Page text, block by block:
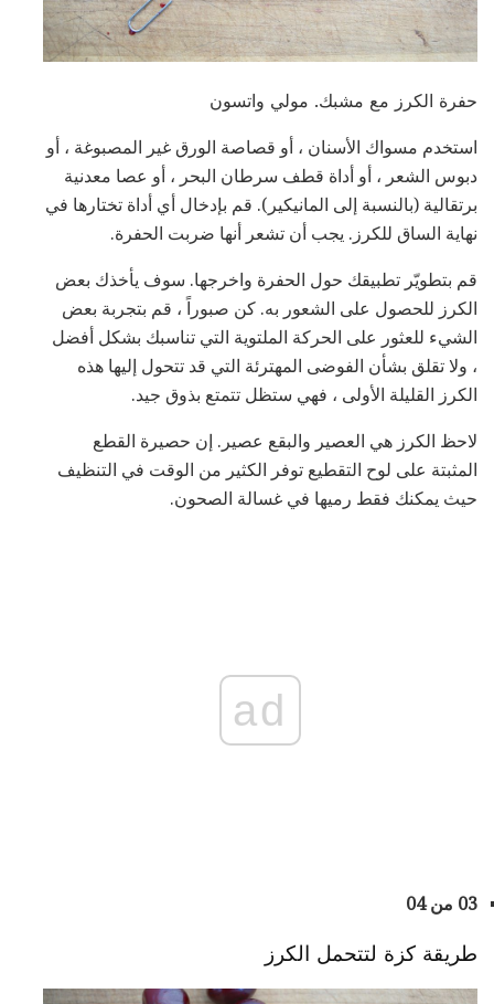
حفرة الكرز مع مشبك. مولي واتسون
استخدم مسواك الأسنان ، أو قصاصة الورق غير المصبوغة ، أو
دبوس الشعر ، أو أداة قطف سرطان البحر ، أو عصا معدنية
برتقالية (بالنسبة إلى المانيكير). قم بإدخال أي أداة تختارها في
نهاية الساق للكرز. يجب أن تشعر أنها ضربت الحفرة.
قم بتطويّر تطبيقك حول الحفرة واخرجها. سوف يأخذك بعض
الكرز للحصول على الشعور به. كن صبوراً ، قم بتجربة بعض
الشيء للعثور على الحركة الملتوية التي تناسبك بشكل أفضل
، ولا تقلق بشأن الفوضى المهترئة التي قد تتحول إليها هذه
الكرز القليلة الأولى ، فهي ستظل تتمتع بذوق جيد.
لاحظ الكرز هي العصير والبقع عصير. إن حصيرة القطع
المثبتة على لوح التقطيع توفر الكثير من الوقت في التنظيف
حيث يمكنك فقط رميها في غسالة الصحون.
ad
03 من 04
طريقة كزة لتتحمل الكرز